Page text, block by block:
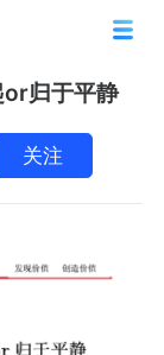
or归于平静
关注